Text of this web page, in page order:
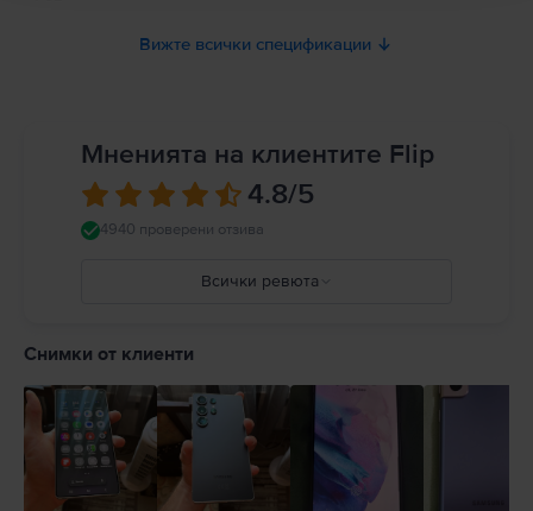
Вижте всички спецификации
Мненията на клиентите Flip
4.8/5
4940 проверени отзива
Всички ревюта
2
Снимки от клиенти